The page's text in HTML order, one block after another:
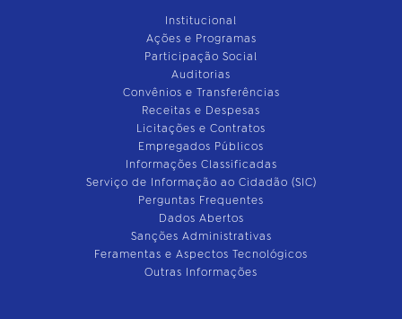
Institucional
Ações e Programas
Participação Social
Auditorias
Convênios e Transferências
Receitas e Despesas
Licitações e Contratos
Empregados Públicos
Informações Classificadas
Serviço de Informação ao Cidadão (SIC)
Perguntas Frequentes
Dados Abertos
Sanções Administrativas
Feramentas e Aspectos Tecnológicos
Outras Informações